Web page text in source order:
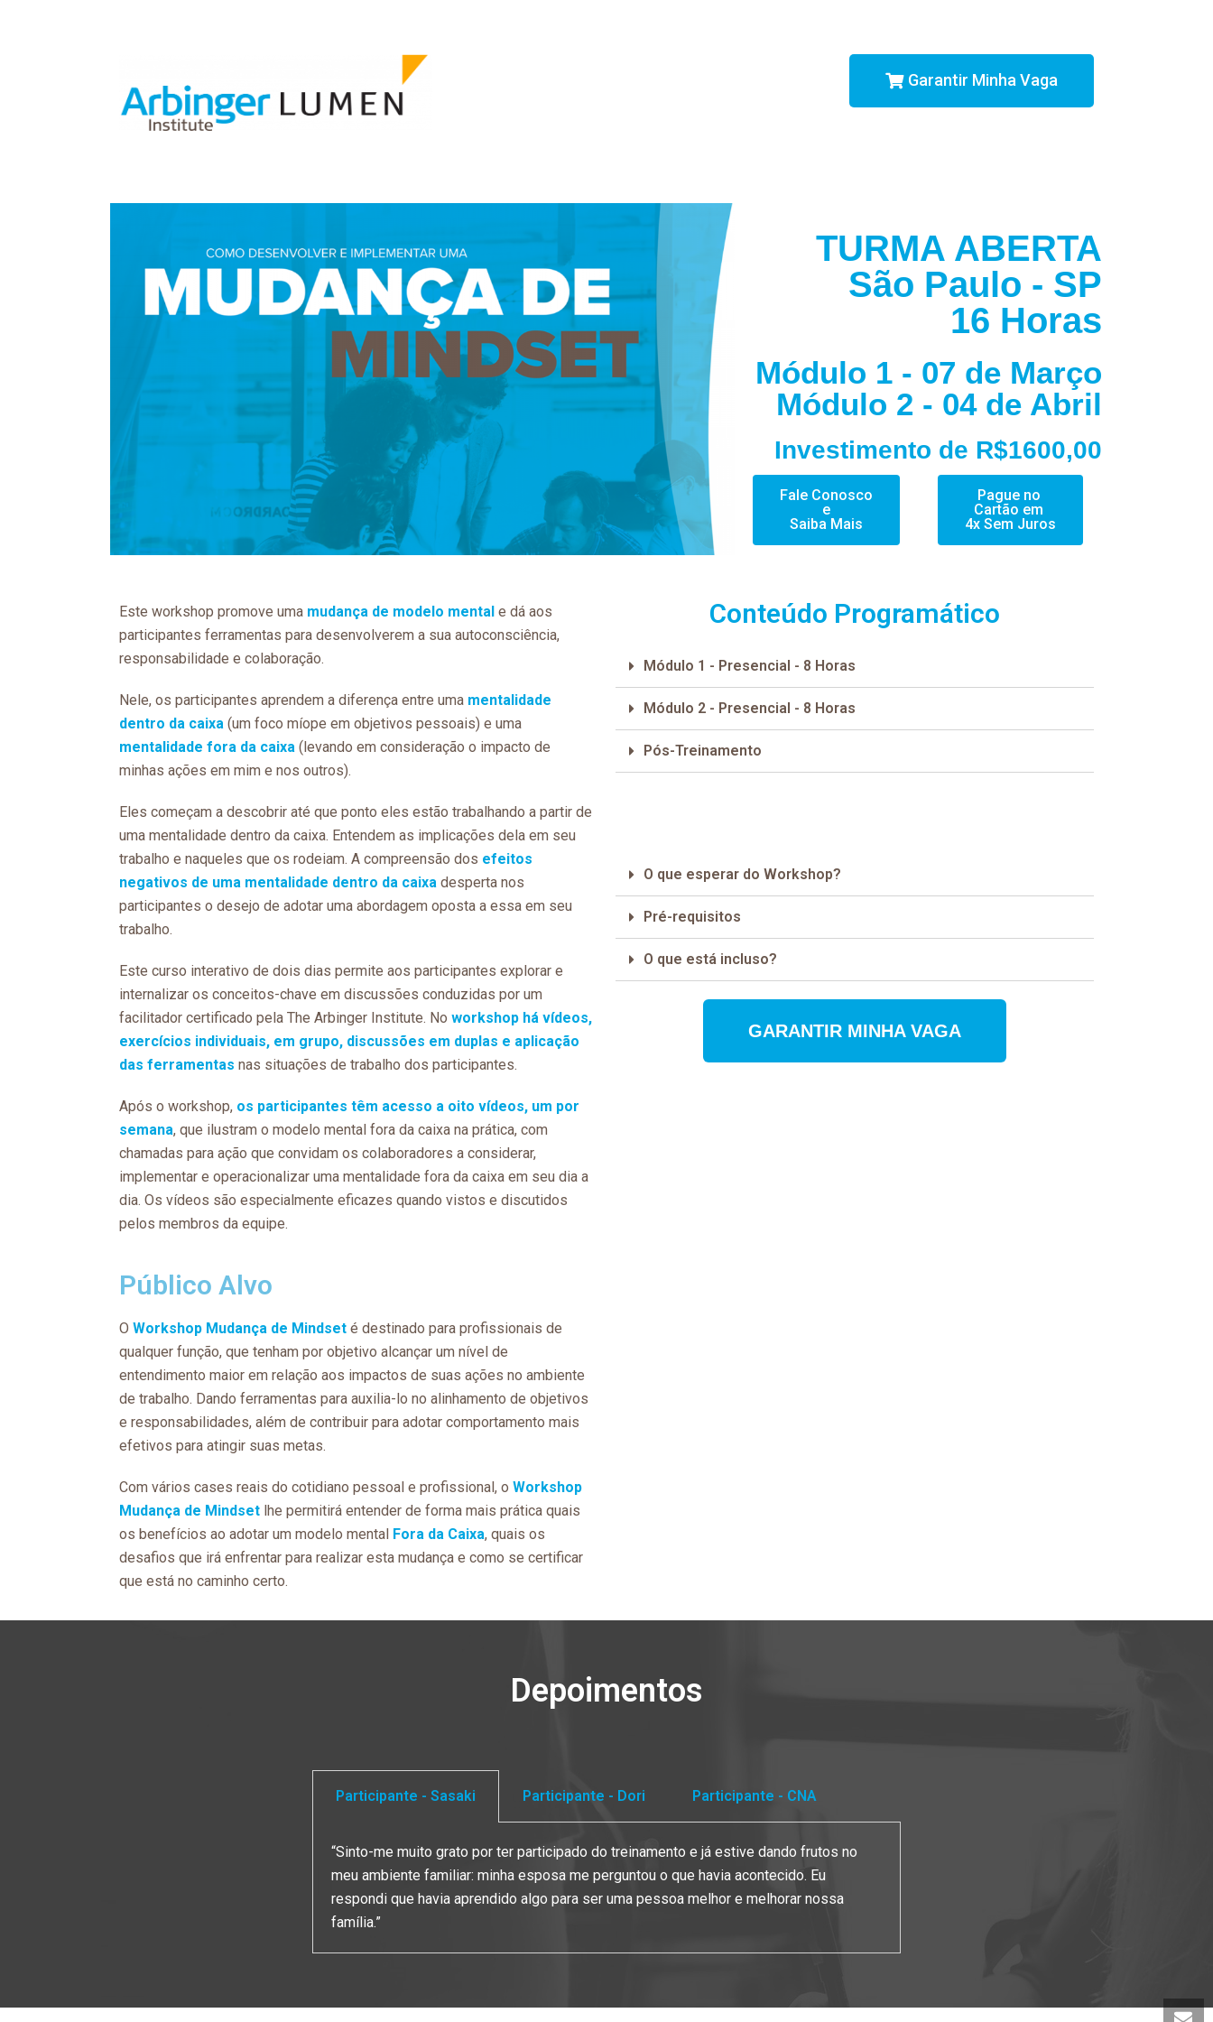
Garantir Minha Vaga
TURMA ABERTA
São Paulo - SP
16 Horas
Módulo 1 - 07 de Março
Módulo 2 - 04 de Abril
Investimento de R$1600,00
Fale Conosco
e
Saiba Mais
Pague no
Cartão em
4x Sem Juros
Este workshop promove uma mudança de modelo mental e dá aos
participantes ferramentas para desenvolverem a sua autoconsciência,
responsabilidade e colaboração.
Nele, os participantes aprendem a diferença entre uma mentalidade
dentro da caixa (um foco míope em objetivos pessoais) e uma
mentalidade fora da caixa (levando em consideração o impacto de
minhas ações em mim e nos outros).
Eles começam a descobrir até que ponto eles estão trabalhando a partir de
uma mentalidade dentro da caixa. Entendem as implicações dela em seu
trabalho e naqueles que os rodeiam. A compreensão dos efeitos
negativos de uma mentalidade dentro da caixa desperta nos
participantes o desejo de adotar uma abordagem oposta a essa em seu
trabalho.
Este curso interativo de dois dias permite aos participantes explorar e
internalizar os conceitos-chave em discussões conduzidas por um
facilitador certificado pela The Arbinger Institute. No workshop há vídeos,
exercícios individuais, em grupo, discussões em duplas e aplicação
das ferramentas nas situações de trabalho dos participantes.
Após o workshop, os participantes têm acesso a oito vídeos, um por
semana, que ilustram o modelo mental fora da caixa na prática, com
chamadas para ação que convidam os colaboradores a considerar,
implementar e operacionalizar uma mentalidade fora da caixa em seu dia a
dia. Os vídeos são especialmente eficazes quando vistos e discutidos
pelos membros da equipe.
Público Alvo
O Workshop Mudança de Mindset é destinado para profissionais de
qualquer função, que tenham por objetivo alcançar um nível de
entendimento maior em relação aos impactos de suas ações no ambiente
de trabalho. Dando ferramentas para auxilia-lo no alinhamento de objetivos
e responsabilidades, além de contribuir para adotar comportamento mais
efetivos para atingir suas metas.
Com vários cases reais do cotidiano pessoal e profissional, o Workshop
Mudança de Mindset lhe permitirá entender de forma mais prática quais
os benefícios ao adotar um modelo mental Fora da Caixa, quais os
desafios que irá enfrentar para realizar esta mudança e como se certificar
que está no caminho certo.
Conteúdo Programático
Módulo 1 - Presencial - 8 Horas
Módulo 2 - Presencial - 8 Horas
Pós-Treinamento
O que esperar do Workshop?
Pré-requisitos
O que está incluso?
GARANTIR MINHA VAGA
Depoimentos
Participante - Sasaki Participante - Dori Participante - CNA
“Sinto-me muito grato por ter participado do treinamento e já estive dando frutos no
meu ambiente familiar: minha esposa me perguntou o que havia acontecido. Eu
respondi que havia aprendido algo para ser uma pessoa melhor e melhorar nossa
família.”